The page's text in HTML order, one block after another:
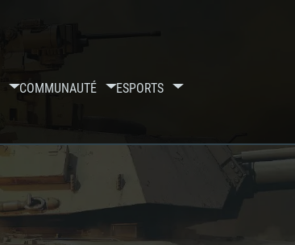
COMMUNAUTÉ ESPORTS